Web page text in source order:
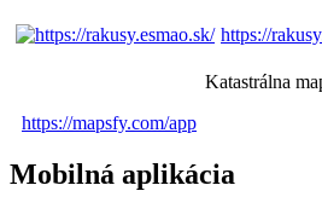
https://
Katastrálna
https://mapsfy.com/app
Mobilná aplikácia